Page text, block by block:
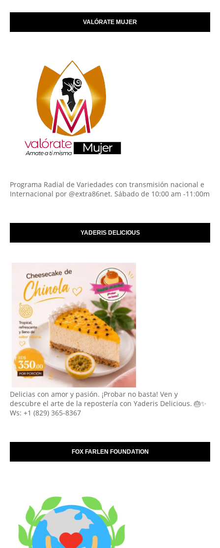
VALÓRATE MUJER
Programa Radial de Variedades con transmisión nacional e
Internacional por @extra86net. Sábado de 10:00 am -11:00m
YADERIS DELICIOUS
Delicias con amor y pasión. ¡Probar no basta! Ven y
descubre el arte de la repostería con Yaderis Delicious. 🎂✨
Ws: +1 (829) 365-8367
FOX FARLEN FOUNDATION